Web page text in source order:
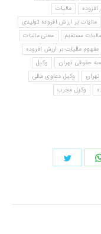
مالیات
مالیات بر ارزش افزوده تولیدی
مالیات مستقیم
معنی مالیات
مفهوم مالیات بر ارزش افزوده
حقوقی تهران
وکیل
وکیل دعاوی مالی
وکیل مجرب